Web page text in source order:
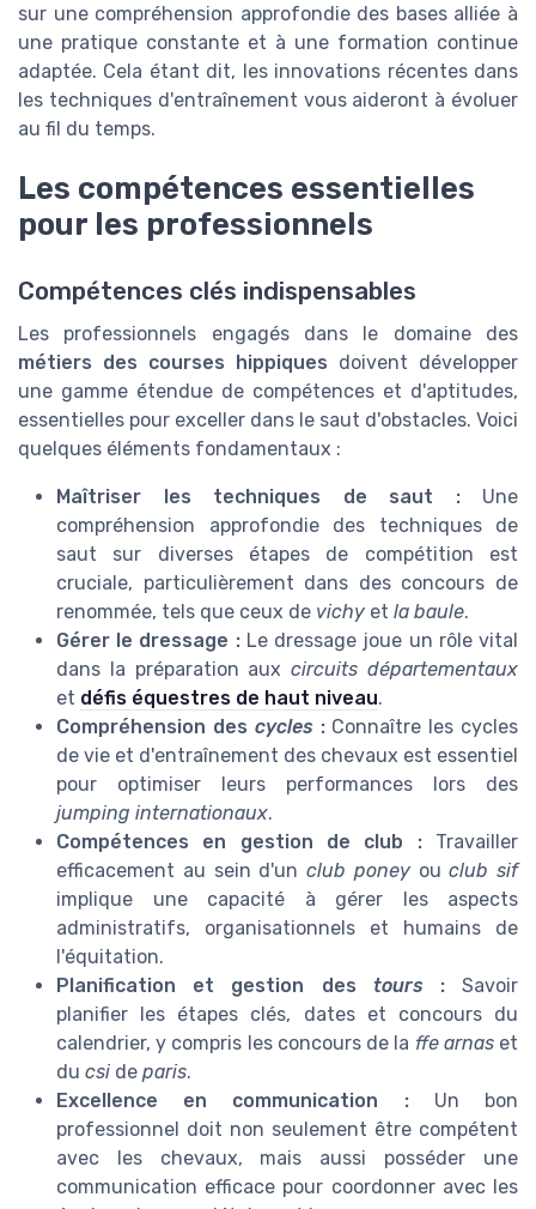
sur une compréhension approfondie des bases alliée à
une pratique constante et à une formation continue
adaptée. Cela étant dit, les innovations récentes dans
les techniques d'entraînement vous aideront à évoluer
au fil du temps.
Les compétences essentielles
pour les professionnels
Compétences clés indispensables
Les professionnels engagés dans le domaine des
métiers des courses hippiques doivent développer
une gamme étendue de compétences et d'aptitudes,
essentielles pour exceller dans le saut d'obstacles. Voici
quelques éléments fondamentaux :
Maîtriser les techniques de saut :Une
compréhension approfondie des techniques de
saut sur diverses étapes de compétition est
cruciale, particulièrement dans des concours de
renommée, tels que ceux de vichy et la baule.
Gérer le dressage :Le dressage joue un rôle vital
dans la préparation auxcircuits départementaux
et défis équestres de haut niveau.
Compréhension des cycles :Connaître les cycles
de vie et d'entraînement des chevaux est essentiel
pour optimiser leurs performances lors des
jumping internationaux.
Compétences en gestion de club :Travailler
efficacement au sein d'un club poneyouclub sif
implique une capacité à gérer les aspects
administratifs, organisationnels et humains de
l'équitation.
Planification et gestion des tours :Savoir
planifier les étapes clés, dates et concours du
calendrier, y compris les concours de la ffe arnaset
du csi de paris.
Excellence en communication :Un bon
professionnel doit non seulement être compétent
avec les chevaux, mais aussi posséder une
communication efficace pour coordonner avec les